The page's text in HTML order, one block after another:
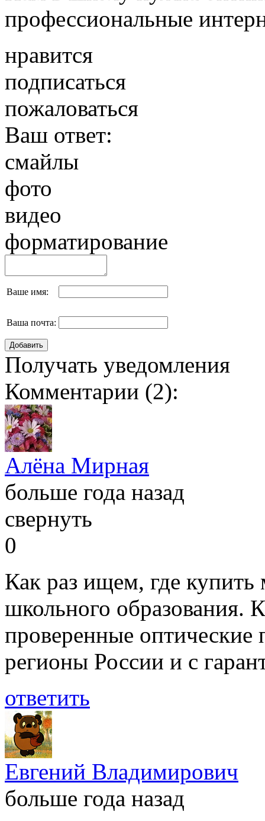
профессиональные
нравится
подписаться
пожаловаться
Ваш ответ:
смайлы
фото
видео
форматирование
Ваше имя:
Ваша почта:
Получать уведомления
Комментарии (2):
Алёна Мирная
больше года назад
свернуть
0
Как раз ищем, где
школьного образования.
проверенные
регионы России и с
ответить
Евгений Владимирович
больше года назад